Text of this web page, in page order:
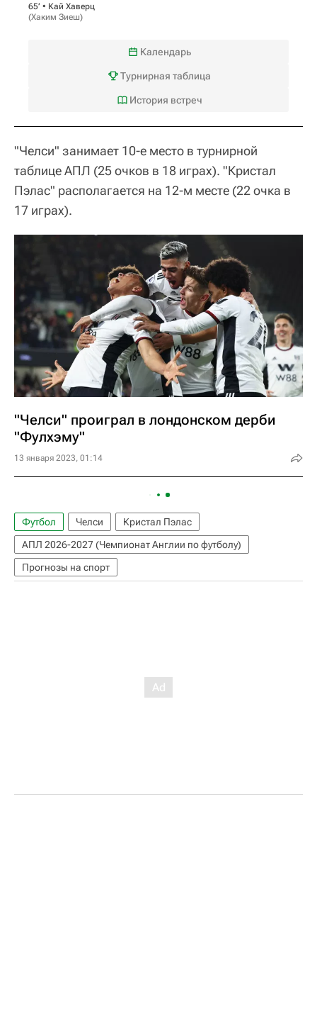
65‎’‎ • Кай Хаверц
(Хаким Зиеш)
Календарь
Турнирная таблица
История встреч
"Челси" занимает 10-е место в турнирной
таблице АПЛ (25 очков в 18 играх). "Кристал
Пэлас" располагается на 12-м месте (22 очка в
17 играх).
"Челси" проиграл в лондонском дерби
"Фулхэму"
13 января 2023, 01:14
Футбол Челси
Кристал Пэлас
АПЛ 2026-2027 (Чемпионат Англии по футболу)
Прогнозы на спорт